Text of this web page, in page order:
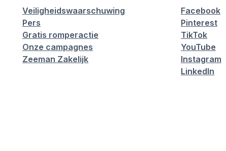
Veiligheidswaarschuwing
Pers
Gratis romperactie
Onze campagnes
Zeeman Zakelijk
Facebook
Pinterest
TikTok
YouTube
Instagram
LinkedIn